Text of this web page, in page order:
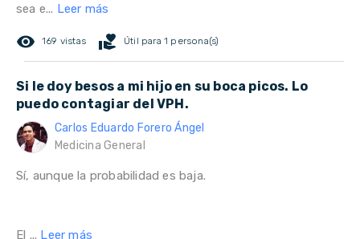
sea e... Leer más
remove_red_eye 169 vistas volunteer_activism Útil para 1 persona(s)
Si le doy besos a mi hijo en su boca picos. Lo
puedo contagiar del VPH.
Carlos Eduardo Forero Ángel
Medicina General
Sí, aunque la probabilidad es baja.
El ... Leer más